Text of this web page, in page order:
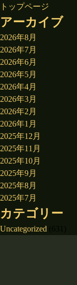
ョ
ン
トップページ
アーカイブ
2026年8月
2026年7月
2026年6月
2026年5月
2026年4月
2026年3月
2026年2月
2026年1月
2025年12月
2025年11月
2025年10月
2025年9月
2025年8月
2025年7月
カテゴリー
Uncategorized